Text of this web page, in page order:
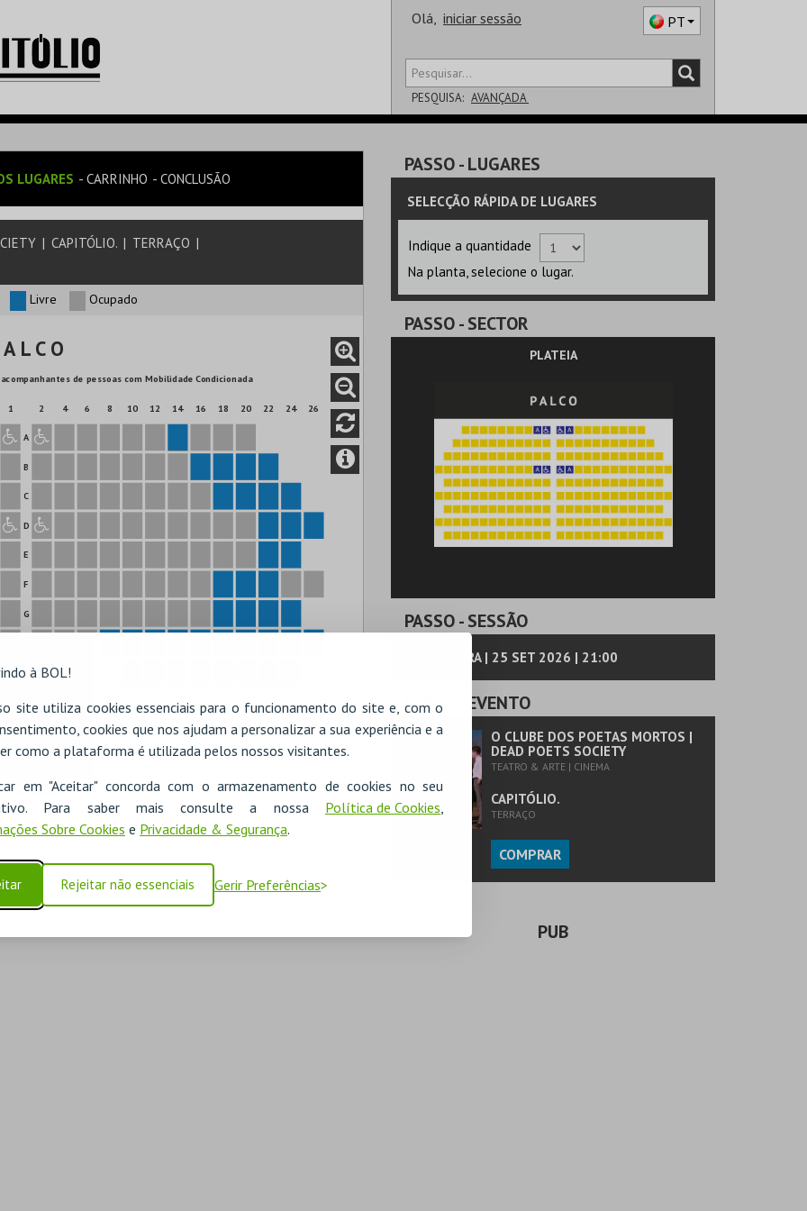
à BOL!
site utiliza cookies essenciais para o funcionamento do site e, com o
cookies que nos ajudam a personalizar a sua experiência e a
como a plataforma é utilizada pelos nossos visitantes.
em "Aceitar" concorda com o armazenamento de cookies no seu
Para saber mais consulte a nossa Política de Cookies
Sobre Cookies e Privacidade & Segurança.
Rejeitar não essenciais Gerir Preferências
Olá, iniciar sessão PT
PESQUISA: AVANÇADA
LUGARES CARRINHO CONCLUSÃO
| CAPITÓLIO. | TERRAÇO |
Livre Ocupado
A L C O
de pessoas com Mobilidade Condicionada
1 2 4 6 8 10 12 14 16 18 20 22 24 26
A
B
C
D
E
F
G
I
PASSO- LUGARES
SELECÇÃO RÁPIDA DE LUGARES
Indique a quantidade
Na planta, selecione o lugar.
PASSO- SECTOR
PLATEIA
PASSO- SESSÃO
SEXTA-FEIRA | 25 SET 2026 | 21:00
PASSO - EVENTO
O CLUBE DOS POETAS MORTOS |
DEAD POETS SOCIETY
TEATRO & ARTE | CINEMA
CAPITÓLIO.
TERRAÇO
COMPRAR
PUB